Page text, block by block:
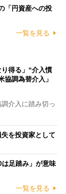
「円資産への投
一覧を見る
り得る」“介入慣
協調為替介入」
介入に踏み切っ
を投資家として
は足踏み」が意味
一覧を見る